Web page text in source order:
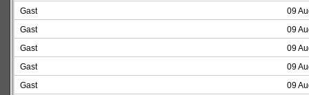
Gast
09
Gast
09
Gast
09
Gast
09
Gast
09